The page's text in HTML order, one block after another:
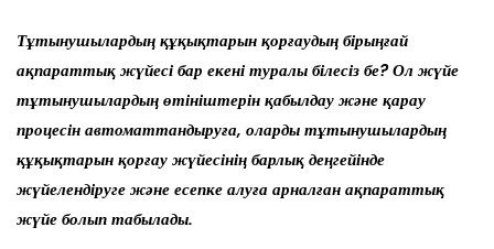
Тұтынушылардың құқықтарын қорғаудың бірыңғай
ақпараттық жүйесі бар екені туралы білесіз бе? Ол жүйе
тұтынушылардың өтініштерін қабылдау және қарау
процесін автоматтандыруға, оларды тұтынушылардың
құқықтарын қорғау жүйесінің барлық деңгейінде
жүйелендіруге және есепке алуға арналған ақпараттық
жүйе болып табылады.